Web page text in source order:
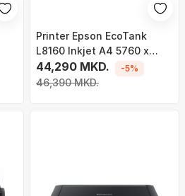
Printer Epson EcoTank
L8160 Inkjet A4 5760 x
1440 DPI 32 ppm Wi-Fi, i
bardhë
44,290 MKD.
46,390 MKD.
-5%